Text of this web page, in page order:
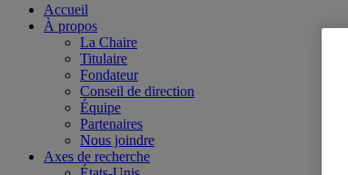
Accueil
À propos
La Chaire
Titulaire
Fondateur
Conseil de direction
Équipe
Partenaires
Nous joindre
Axes de recherche